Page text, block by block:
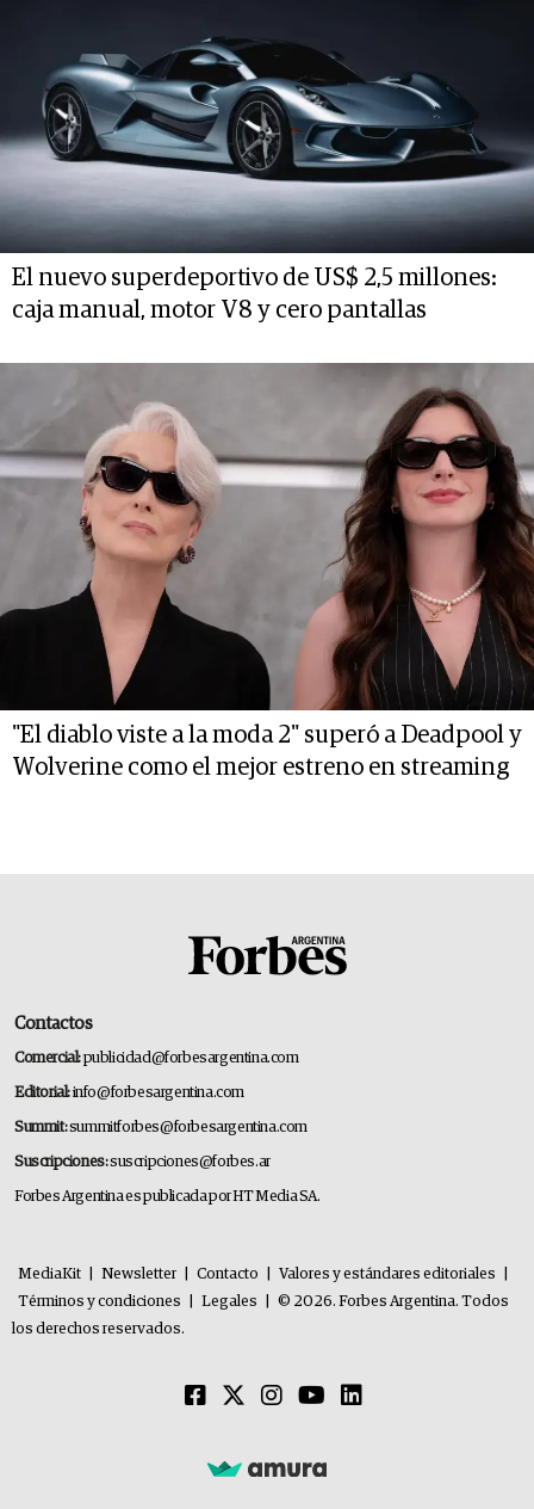
El nuevo superdeportivo de US$ 2,5 millones:
caja manual, motor V8 y cero pantallas
"El diablo viste a la moda 2" superó a Deadpool y
Wolverine como el mejor estreno en streaming
Contactos
Comercial:publicidad@forbesargentina.com
Editorial:info@forbesargentina.com
Summit:summitforbes@forbesargentina.com
Suscripciones:suscripciones@forbes.ar
Forbes Argentina es publicada por HT Media SA.
MediaKit Newsletter Contacto Valores y estándares editoriales
Términos y condiciones
Legales
© 2026. Forbes Argentina. Todos
los derechos reservados.